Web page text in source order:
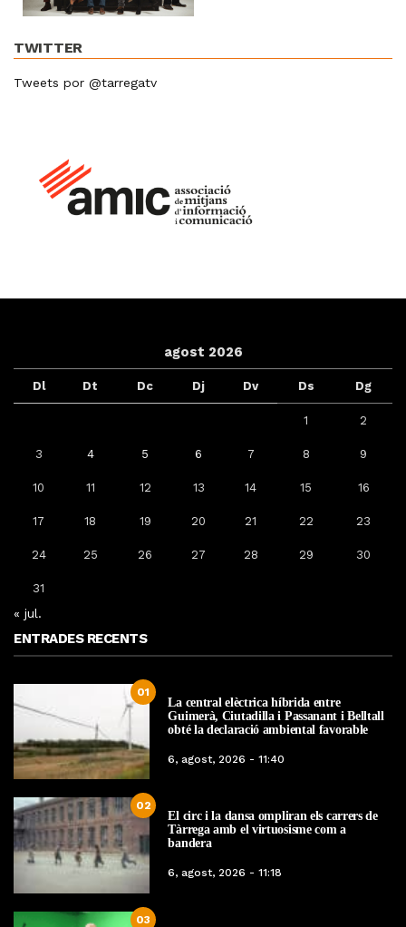
TWITTER
Tweets por @tarregatv
agost 2026
Dl Dt Dc Dj Dv Ds Dg
1 2
3 4 5 6 7 8 9
10 11 12 13 14 15 16
17 18 19 20 21 22 23
24 25 26 27 28 29 30
31
« jul.
ENTRADES RECENTS
01
La central elèctrica híbrida entre
Guimerà, Ciutadilla i Passanant i Belltall
obté la declaració ambiental favorable
6, agost, 2026 - 11:40
02
El circ i la dansa ompliran els carrers de
Tàrrega amb el virtuosisme com a
bandera
6, agost, 2026 - 11:18
03